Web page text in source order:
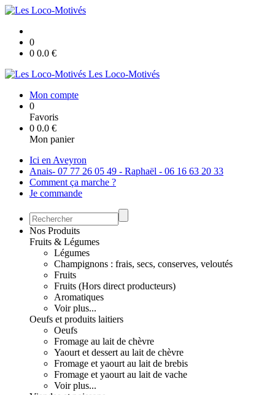
0
0 0.0 €
Les Loco-Motivés
Mon compte
0
Favoris
0 0.0 €
Mon panier
Ici en Aveyron
Anais- 07 77 26 05 49 - Raphaël - 06 16 63 20 33
Comment ça marche ?
Je commande
Nos Produits
Fruits & Légumes
Légumes
Champignons : frais, secs, conserves, veloutés
Fruits
Fruits (Hors direct producteurs)
Aromatiques
Voir plus...
Oeufs et produits laitiers
Oeufs
Fromage au lait de chèvre
Yaourt et dessert au lait de chèvre
Fromage et yaourt au lait de brebis
Fromage et yaourt au lait de vache
Voir plus...